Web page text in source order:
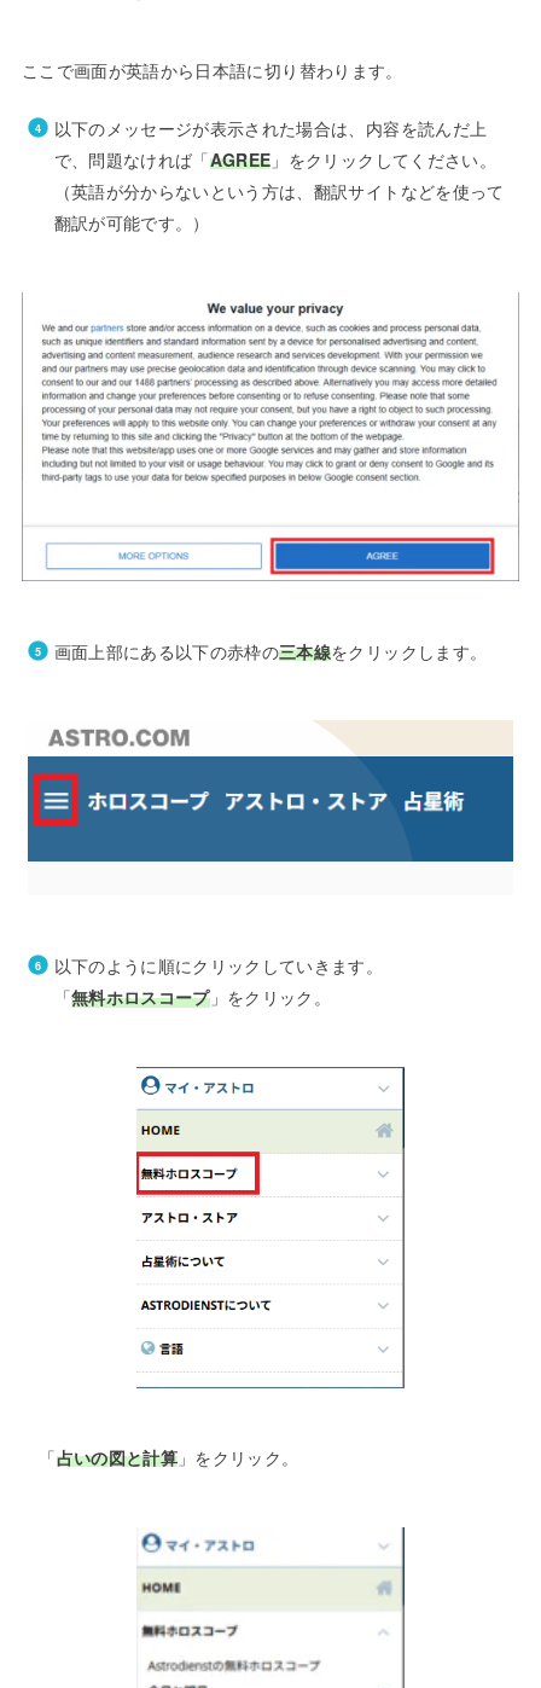
ここで画面が英語から日本語に切り替わります。
以下のメッセージが表示された場合は、内容を読んだ上
で、問題なければ「AGREE 」をクリックしてください。
（英語が分からないという方は、翻訳サイトなどを使って
翻訳が可能です。）
画面上部にある以下の赤枠の三本線をクリックします。
以下のように順にクリックしていきます。
「無料ホロスコープ」をクリック。
「占いの図と計算 」をクリック。